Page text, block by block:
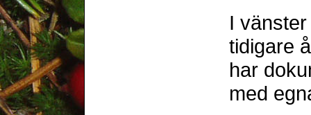
I
tidigare
har
med